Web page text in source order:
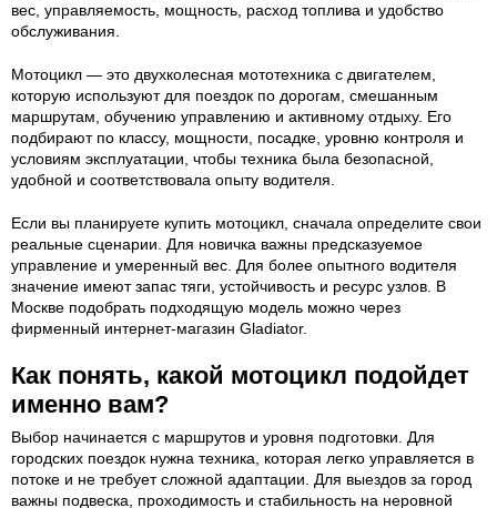
вес, управляемость, мощность, расход топлива и удобство
обслуживания.
Мотоцикл — это двухколесная мототехника с двигателем,
которую используют для поездок по дорогам, смешанным
маршрутам, обучению управлению и активному отдыху. Его
подбирают по классу, мощности, посадке, уровню контроля и
условиям эксплуатации, чтобы техника была безопасной,
удобной и соответствовала опыту водителя.
Если вы планируете купить мотоцикл, сначала определите свои
реальные сценарии. Для новичка важны предсказуемое
управление и умеренный вес. Для более опытного водителя
значение имеют запас тяги, устойчивость и ресурс узлов. В
Москве подобрать подходящую модель можно через
фирменный интернет-магазин Gladiator.
Как понять, какой мотоцикл подойдет
именно вам?
Выбор начинается с маршрутов и уровня подготовки. Для
городских поездок нужна техника, которая легко управляется в
потоке и не требует сложной адаптации. Для выездов за город
важны подвеска, проходимость и стабильность на неровной